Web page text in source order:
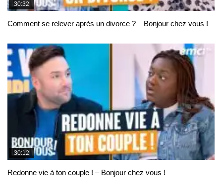
30:32
Comment se relever après un divorce ? – Bonjour chez vous !
30:12
Redonne vie à ton couple ! – Bonjour chez vous !